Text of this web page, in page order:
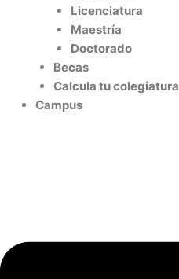
Licenciatura
Maestría
Doctorado
Becas
Calcula tu colegiatura
Campus